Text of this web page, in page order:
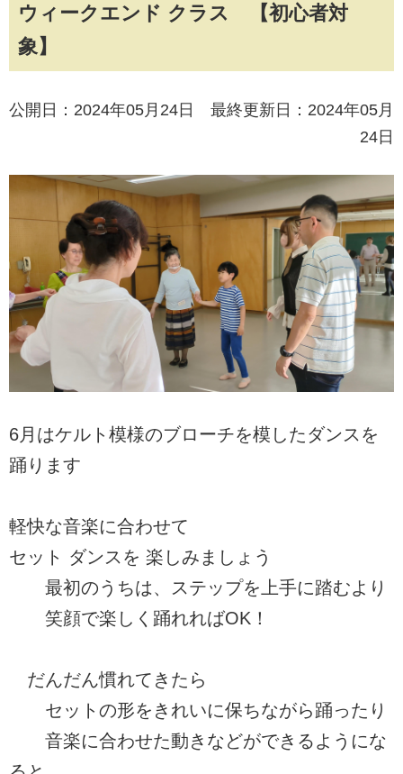
ウィークエンド クラス 【初心者対
象】
公開日：2024年05月24日 最終更新日：2024年05月
24日
6月はケルト模様のブローチを模したダンスを
踊ります
軽快な音楽に合わせて
セット ダンスを 楽しみましょう
最初のうちは、ステップを上手に踏むより
笑顔で楽しく踊れればOK！
だんだん慣れてきたら
セットの形をきれいに保ちながら踊ったり
音楽に合わせた動きなどができるようにな